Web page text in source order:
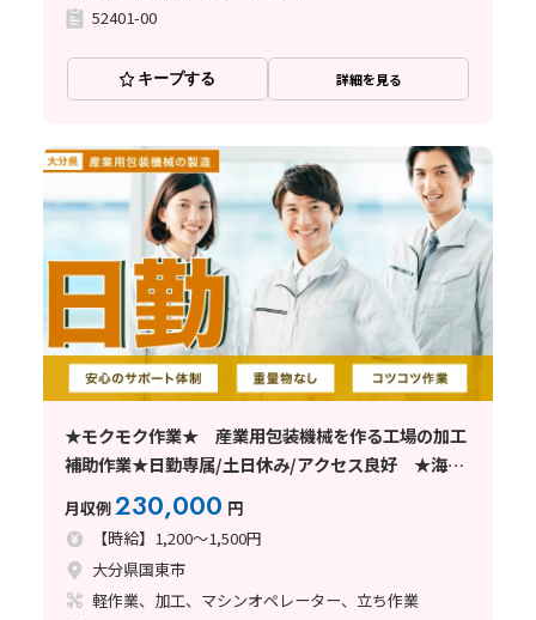
52401-00
キープする 詳細を見る
★モクモク作業★ 産業用包装機械を作る工場の加工
補助作業★日勤専属/土日休み/アクセス良好 ★海を
眺めてのお仕事★
月収例230,000 円
【時給】1,200～1,500円
大分県国東市
軽作業、加工、マシンオペレーター、立ち作業